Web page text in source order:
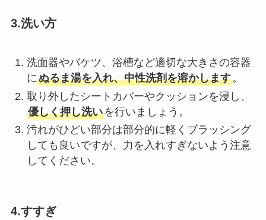
3.洗い方
洗面器やバケツ、浴槽など適切な大きさの容器
にぬるま湯を入れ、中性洗剤を溶かします。
取り外したシートカバーやクッションを浸し、
優しく押し洗いを行いましょう。
汚れがひどい部分は部分的に軽くブラッシング
しても良いですが、力を入れすぎないよう注意
してください。
4.すすぎ